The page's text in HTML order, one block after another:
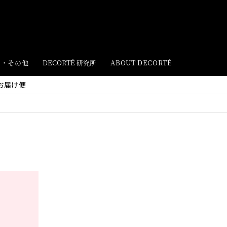
その他 DECORTÉ 研究所 ABOUT DECORTÉ
届け便